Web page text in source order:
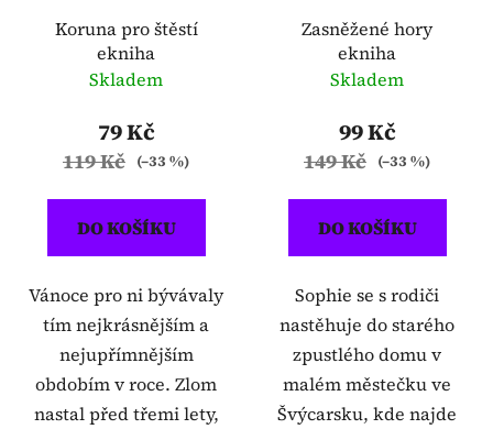
Koruna pro štěstí
ekniha
Skladem
79 Kč
119 Kč (–33 %)
DO KOŠÍKU
Vánoce pro ni bývávaly
tím nejkrásnějším a
nejupřímnějším
obdobím v roce. Zlom
nastal před třemi lety,
Zasněžené hory
ekniha
Skladem
99 Kč
149 Kč (–33 %)
DO KOŠÍKU
Sophie se s rodiči
nastěhuje do starého
zpustlého domu v
malém městečku ve
Švýcarsku, kde najde